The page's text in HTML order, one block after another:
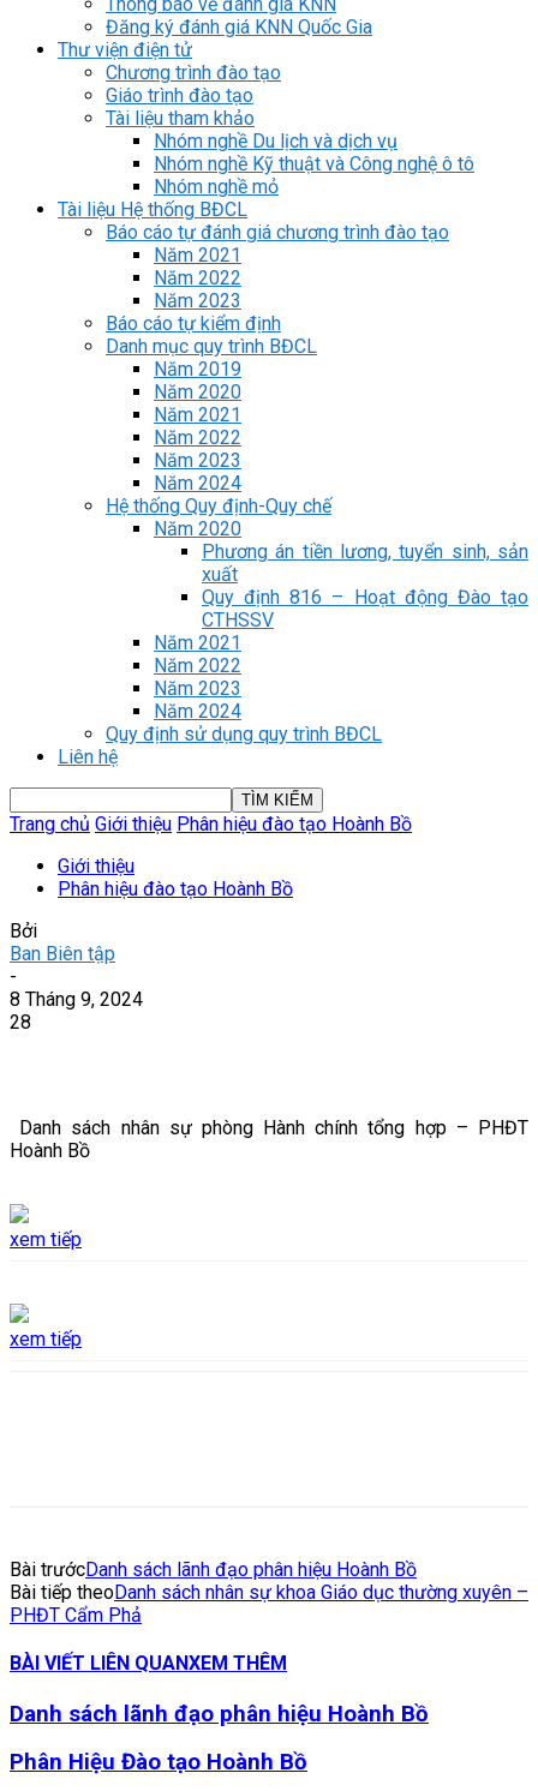
Đăng ký đánh giá KNN Quốc Gia
Thư viện điện tử
Chương trình đào tạo
Giáo trình đào tạo
Tài liệu tham khảo
Nhóm nghề Du lịch và dịch vụ
Nhóm nghề Kỹ thuật và Công nghệ ô tô
Nhóm nghề mỏ
Tài liệu Hệ thống BĐCL
Báo cáo tự đánh giá chương trình đào tạo
Năm 2021
Năm 2022
Năm 2023
Báo cáo tự kiểm định
Danh mục quy trình BĐCL
Năm 2019
Năm 2020
Năm 2021
Năm 2022
Năm 2023
Năm 2024
Hệ thống Quy định-Quy chế
Năm 2020
Phương án tiền lương, tuyển sinh, sản
xuất
Quy định 816 – Hoạt động Đào tạo
CTHSSV
Năm 2021
Năm 2022
Năm 2023
Năm 2024
Quy định sử dụng quy trình BĐCL
Liên hệ
Trang chủ Giới thiệu Phân hiệu đào tạo Hoành Bồ
Giới thiệu
Phân hiệu đào tạo Hoành Bồ
Bởi
Ban Biên tập
-
8 Tháng 9, 2024
28
Danh sách nhân sự phòng Hành chính tổng hợp – PHĐT
Hoành Bồ
xem tiếp
xem tiếp
Bài trướcDanh sách lãnh đạo phân hiệu Hoành Bồ
Bài tiếp theoDanh sách nhân sự khoa Giáo dục thường xuyên –
PHĐT Cẩm Phả
BÀI VIẾT LIÊN QUANXEM THÊM
Danh sách lãnh đạo phân hiệu Hoành Bồ
Phân Hiệu Đào tạo Hoành Bồ